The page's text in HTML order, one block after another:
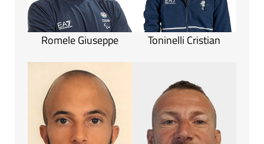
Romele Giuseppe Toninelli Cristian